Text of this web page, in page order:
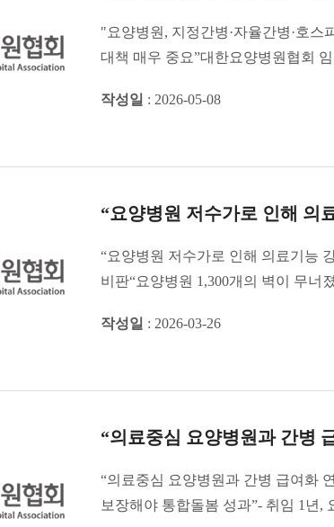
"요양병원, 지정간병·자율간병·호
대책 매우 중요”대한요양병원협회
작성일 : 2026-05-08
“요양병원 저수가로 인해 의
“요양병원 저수가로 인해 의료기능
비판“요양병원 1,300개의 벽이 무너
작성일 : 2026-03-26
“의료중심 요양병원과 간병
“의료중심 요양병원과 간병 급여화
보장해야 통합돌봄 성과”- 취임 1년